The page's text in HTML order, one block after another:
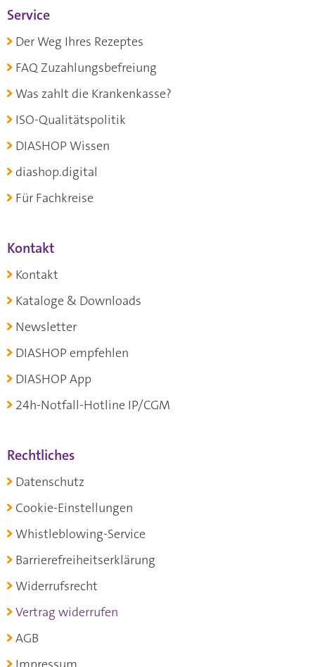
Service
Der Weg Ihres Rezeptes
FAQ Zuzahlungsbefreiung
Was zahlt die Krankenkasse?
ISO-Qualitätspolitik
DIASHOP Wissen
diashop.digital
Für Fachkreise
Kontakt
Kontakt
Kataloge & Downloads
Newsletter
DIASHOP empfehlen
DIASHOP App
24h-Notfall-Hotline IP/CGM
Rechtliches
Datenschutz
Cookie-Einstellungen
Whistleblowing-Service
Barrierefreiheitserklärung
Widerrufsrecht
Vertrag widerrufen
AGB